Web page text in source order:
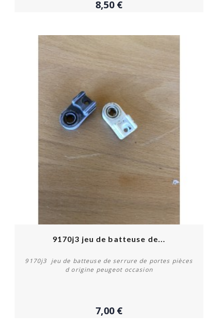
Plus de détails
8,50 €
Acheter
9170j3 jeu de batteuse de...
9170j3 jeu de batteuse de serrure de portes pièces
d origine peugeot occasion
7,00 €